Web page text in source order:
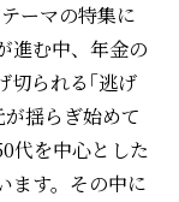
ーマの特集に
進む中、年金の
切られる｢逃げ
揺らぎ始めて
代を中心とした
ます。その中に